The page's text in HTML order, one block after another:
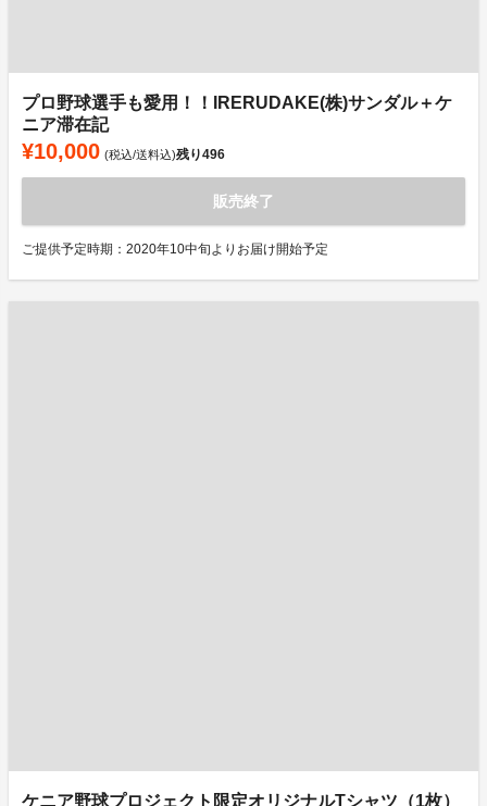
プロ野球選手も愛用！！IRERUDAKE(株)サンダル＋ケ
ニア滞在記
¥10,000 (税込/送料込)残り496
販売終了
ご提供予定時期：2020年10中旬よりお届け開始予定
ケニア野球プロジェクト限定オリジナルTシャツ（1枚）